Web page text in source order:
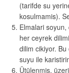
(tarifde su
kosulmamis).
Elmalari
her ceyrek
dilim cikiyor.
suyu ile
Ütülenmis,